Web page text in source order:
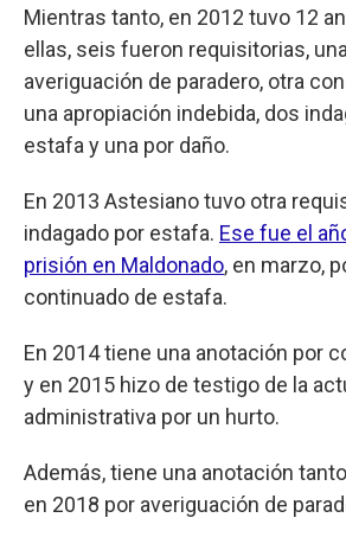
Mientras tanto, en 2012 tuvo 12
ellas, seis fueron requisitorias,
averiguación de paradero, otra
una apropiación indebida, dos
estafa y una por daño.
En 2013 Astesiano tuvo otra
indagado por estafa. Ese fue el
prisión en Maldonado, en marzo,
continuado de estafa.
En 2014 tiene una anotación por
y en 2015 hizo de testigo de la
administrativa por un hurto.
Además, tiene una anotación
en 2018 por averiguación de